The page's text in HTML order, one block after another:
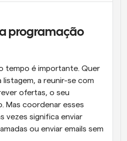
quando algo acontecer
programação
tempo é importante. Quer
a reunir-se com
ofertas, o seu
Mas coordenar esses
vezes significa enviar
ou enviar emails sem